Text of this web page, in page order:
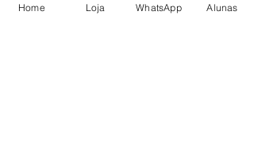
2 planes disponibles, Desde
Home Loja WhatsApp Alunas